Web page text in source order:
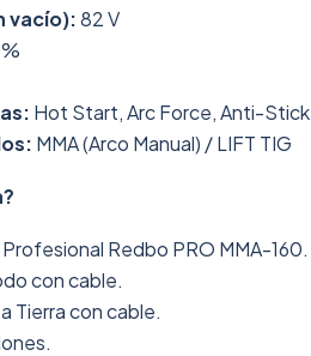
vacío):82 V
Hot Start, Arc Force, Anti-Stick
MMA (Arco Manual) / LIFT TIG
Redbo PRO MMA-160.
con cable.
Tierra con cable.